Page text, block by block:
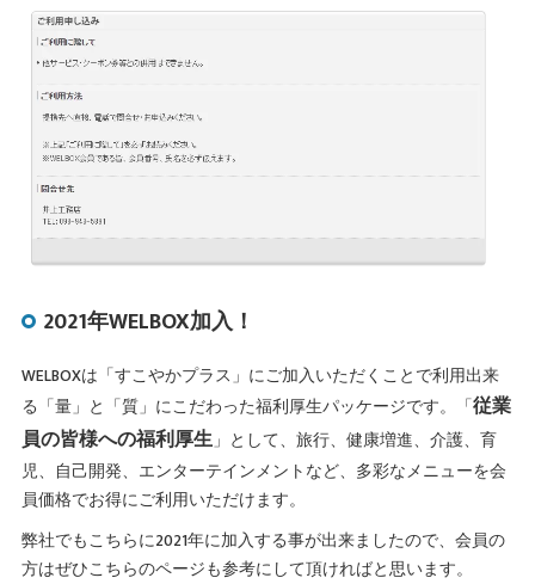
2021年WELBOX加入！
WELBOXは「すこやかプラス」にご加入いただくことで利用出来
る「量」と「質」にこだわった福利厚生パッケージです。「従業
員の皆様への福利厚生」として、旅行、健康増進、介護、育
児、自己開発、エンターテインメントなど、多彩なメニューを会
員価格でお得にご利用いただけます。
弊社でもこちらに2021年に加入する事が出来ましたので、会員の
方はぜひこちらのページも参考にして頂ければと思います。